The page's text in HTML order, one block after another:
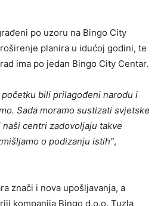
po uzoru na Bingo City
planira u idućoj godini, te
ima po jedan Bingo City Centar.
bili prilagođeni narodu i
Sada moramo sustizati svjetske
centri zadovoljaju takve
o podizanju istih”,
znači i nova upošljavanja, a
kompanija Bingo d.o.o. Tuzla